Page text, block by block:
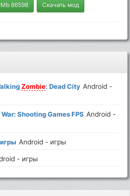
86598 Скачать мод
Zombie: Dead City Android -
War: Shooting Games FPS Android -
Android - игры
- игры